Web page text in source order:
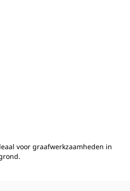
voor graafwerkzaamheden in